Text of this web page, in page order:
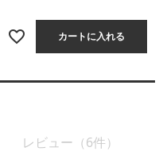
カートに入れる
レビュー（6件）